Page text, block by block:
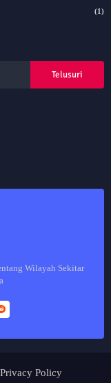
(1)
Wilayah Sekitar
Privacy Policy